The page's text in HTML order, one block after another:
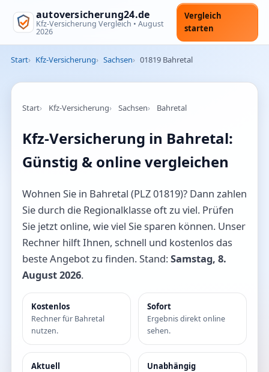
autoversicherung24.de
Kfz-Versicherung Vergleich • August
2026
Vergleich
starten
Start Kfz-Versicherung Sachsen 01819 Bahretal
Start Kfz-Versicherung Sachsen Bahretal
Kfz-Versicherung in Bahretal:
Günstig & online vergleichen
Wohnen Sie in Bahretal (PLZ 01819)? Dann zahlen
Sie durch die Regionalklasse oft zu viel. Prüfen
Sie jetzt online, wie viel Sie sparen können. Unser
Rechner hilft Ihnen, schnell und kostenlos das
beste Angebot zu finden. Stand:Samstag, 8.
August 2026.
Kostenlos
Rechner für Bahretal
nutzen.
Sofort
Ergebnis direkt online
sehen.
Aktuell Unabhängig